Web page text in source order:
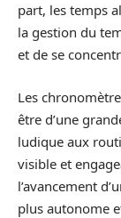
part, les temps
la gestion du
et de se
Les
être d’une
ludique aux
visible et
l’avancement
plus autonome